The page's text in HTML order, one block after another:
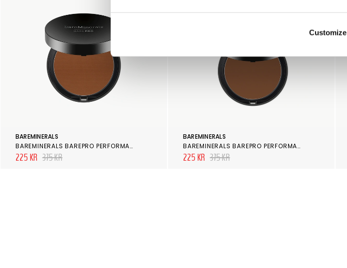
Customize
BAREMINERALS
BAREMINERALS BAREPRO PERFORMANCE WEAR POWDER FOUNDATION MOCHA 31
225 KR 375 KR
BAREMINERALS
BAREMINERALS BAREPRO PERFORMANCE WEAR POWDER FOUNDATION CACAO 30
225 KR 375 KR